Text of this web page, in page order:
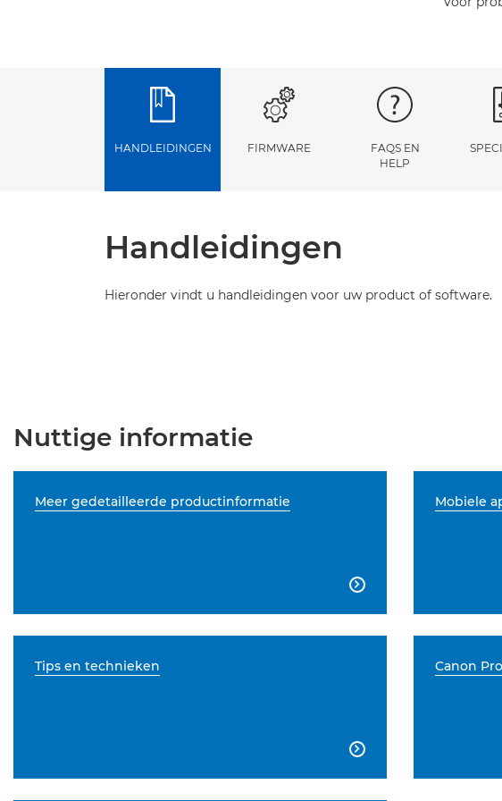
HANDLEIDINGEN FIRMWARE
FAQS EN
HELP
Handleidingen
Hieronder vindt u handleidingen voor uw product of software.
Nuttige informatie
Meer gedetailleerde productinformatie

Mobiele
Tips en technieken

Canon